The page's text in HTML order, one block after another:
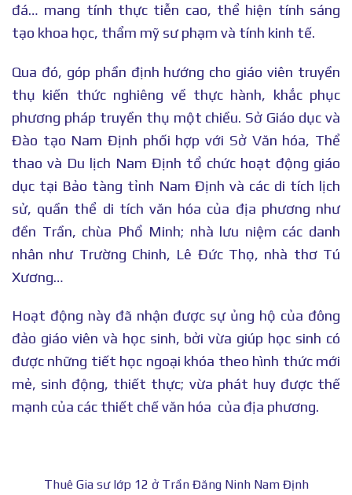
đá… mang tính thực tiễn cao, thể hiện tính sáng
tạo khoa học, thẩm mỹ sư phạm và tính kinh tế.
Qua đó, góp phần định hướng cho giáo viên truyền
thụ kiến thức nghiêng về thực hành, khắc phục
phương pháp truyền thụ một chiều. Sở Giáo dục và
Đào tạo Nam Định phối hợp với Sở Văn hóa, Thể
thao và Du lịch Nam Định tổ chức hoạt động giáo
dục tại Bảo tàng tỉnh Nam Định và các di tích lịch
sử, quần thể di tích văn hóa của địa phương như
đền Trần, chùa Phổ Minh; nhà lưu niệm các danh
nhân như Trường Chinh, Lê Đức Thọ, nhà thơ Tú
Xương…
Hoạt động này đã nhận được sự ủng hộ của đông
đảo giáo viên và học sinh, bởi vừa giúp học sinh có
được những tiết học ngoại khóa theo hình thức mới
mẻ, sinh động, thiết thực; vừa phát huy được thế
mạnh của các thiết chế văn hóa của địa phương.
Thuê Gia sư lớp 12 ở Trần Đăng Ninh Nam Định